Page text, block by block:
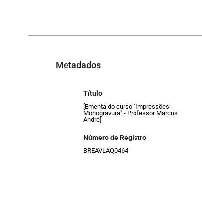
Metadados
Título
[Ementa do curso "Impressões -
Monogravura" - Professor Marcus
André]
Número de Registro
BREAVLAQ0464